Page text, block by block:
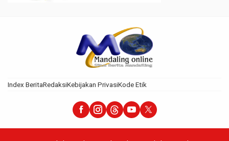
Index BeritaRedaksiKebijakan PrivasiKode Etik